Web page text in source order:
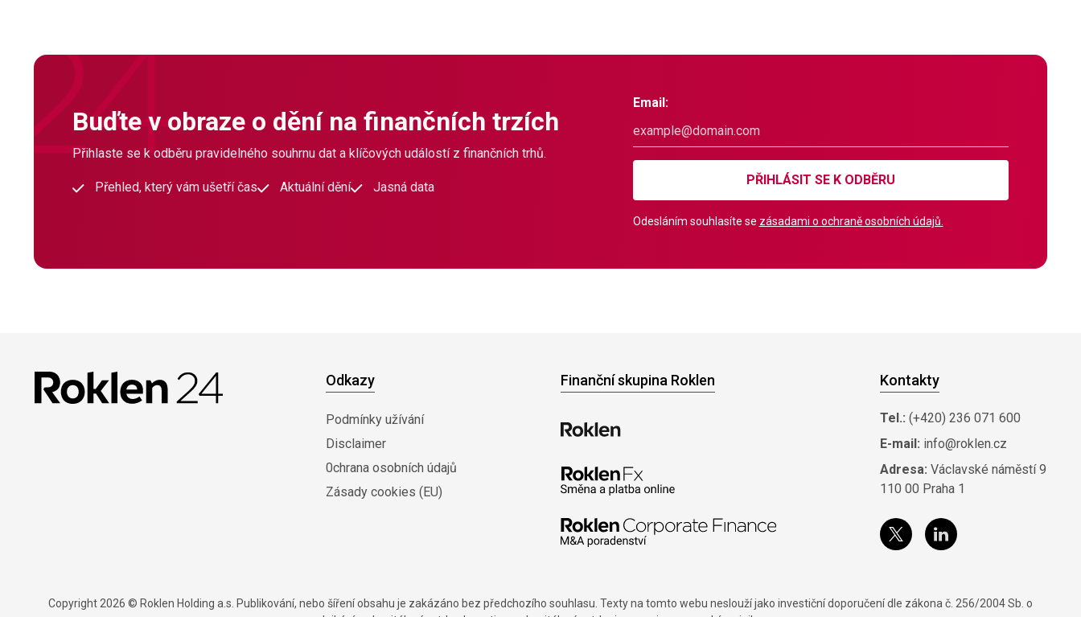
Buďte v obraze o dění na finančních trzích
Přihlaste se k odběru pravidelného souhrnu dat a klíčových událostí z finančních trhů.
Přehled, který vám ušetří čas Aktuální dění Jasná data
Email:
PŘIHLÁSIT SE K ODBĚRU
Odesláním souhlasíte se zásadami o ochraně osobních údajů.
Odkazy
Podmínky užívání
Disclaimer
0chrana osobních údajů
Zásady cookies (EU)
Finanční skupina Roklen Kontakty
Tel.: (+420) 236 071 600
E-mail: info@roklen.cz
Adresa: Václavské náměstí 9
110 00 Praha 1
Copyright 2026 © Roklen Holding a.s. Publikování, nebo šíření obsahu je zakázáno bez předchozího souhlasu. Texty na tomto webu neslouží jako investiční doporučení dle zákona č. 256/2004 Sb. o